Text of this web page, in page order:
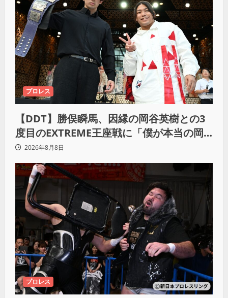
プロレス
【DDT】勝俣瞬馬、因縁の岡谷英樹との3
度目のEXTREME王座戦に「僕が本当の岡
谷英樹を引き出して獲りたい」
2026年8月8日
プロレス